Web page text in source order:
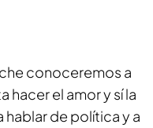
conoceremos a
hacer el amor y sí la
hablar de política y a